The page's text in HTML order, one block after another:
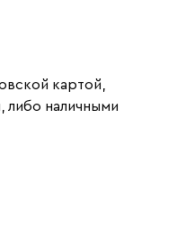
картой,
либо наличными